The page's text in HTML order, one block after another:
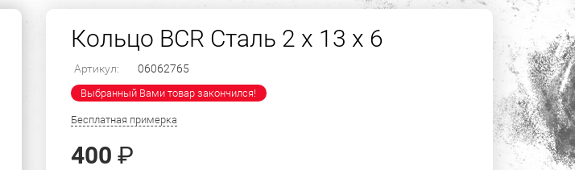
Кольцо BCR Сталь 2 х 13 х 6
Артикул: 06062765
Выбранный Вами товар закончился!
Бесплатная примерка
400 ₽